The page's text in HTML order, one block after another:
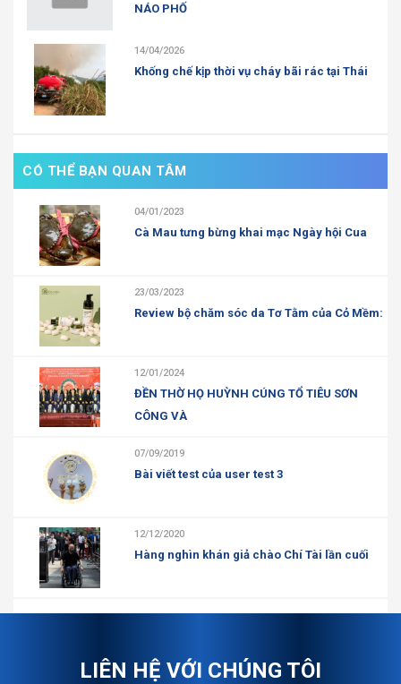
NÁO PHỐ
14/04/2026
Khống chế kịp thời vụ cháy bãi rác tại Thái
CÓ THỂ BẠN QUAN TÂM
04/01/2023
Cà Mau tưng bừng khai mạc Ngày hội Cua
23/03/2023
Review bộ chăm sóc da Tơ Tằm của Cỏ Mềm:
12/01/2024
ĐỀN THỜ HỌ HUỲNH CÚNG TỔ TIÊU SƠN
CÔNG VÀ
07/09/2019
Bài viết test của user test 3
12/12/2020
Hàng nghìn khán giả chào Chí Tài lần cuối
LIÊN HỆ VỚI CHÚNG TÔI